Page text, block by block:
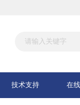
技术支持 在